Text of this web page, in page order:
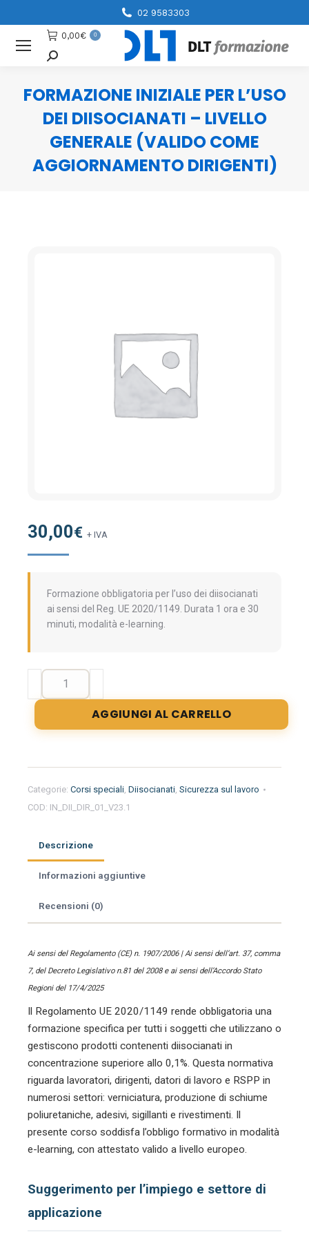
02 9583303
0,00€ 0
Cerca
FORMAZIONE INIZIALE PER L’USO
DEI DIISOCIANATI – LIVELLO
GENERALE (VALIDO COME
AGGIORNAMENTO DIRIGENTI)
30,00€ + IVA
Formazione obbligatoria per l’uso dei diisocianati
ai sensi del Reg. UE 2020/1149. Durata 1 ora e 30
minuti, modalità e-learning.
Formazione
per
l'uso
-
generale
(Valido
aggiornamento
dirigenti)
quantità
AGGIUNGI AL CARRELLO
Categorie: Corsi speciali, Diisocianati, Sicurezza sul lavoro
COD: IN_DII_DIR_01_V23.1
Descrizione
Informazioni aggiuntive
Recensioni (0)
Ai sensi del Regolamento (CE) n. 1907/2006 | Ai sensi dell’art. 37, comma
7, del Decreto Legislativo n.81 del 2008 e ai sensi dell’Accordo Stato
Regioni del 17/4/2025
Il Regolamento UE 2020/1149 rende obbligatoria una
formazione specifica per tutti i soggetti che utilizzano o
gestiscono prodotti contenenti diisocianati in
concentrazione superiore allo 0,1%. Questa normativa
riguarda lavoratori, dirigenti, datori di lavoro e RSPP in
numerosi settori: verniciatura, produzione di schiume
poliuretaniche, adesivi, sigillanti e rivestimenti. Il
presente corso soddisfa l’obbligo formativo in modalità
e-learning, con attestato valido a livello europeo.
Suggerimento per l’impiego e settore di
applicazione